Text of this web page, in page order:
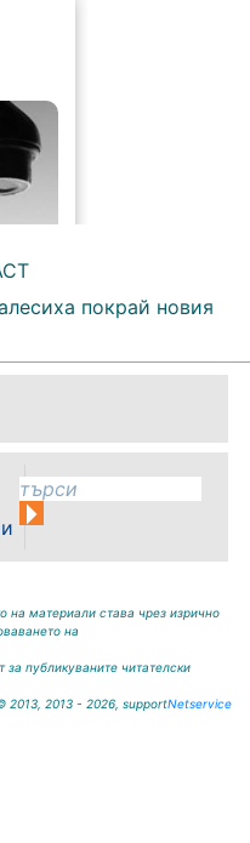
е
на
Тел.:
покрай новия
на материали става чрез изрично
на
публикуваните читателски
2013, 2013 - 2026, supportNetservice